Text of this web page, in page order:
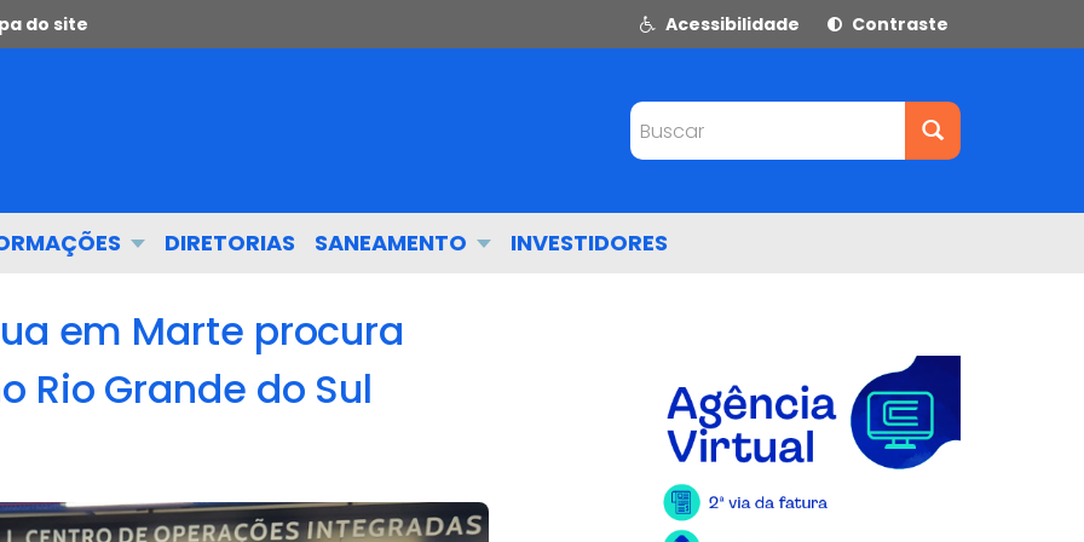
do site Acessibilidade Contraste
Buscar
DIRETORIAS SANEAMENTO INVESTIDORES
em Marte procura
Rio Grande do Sul